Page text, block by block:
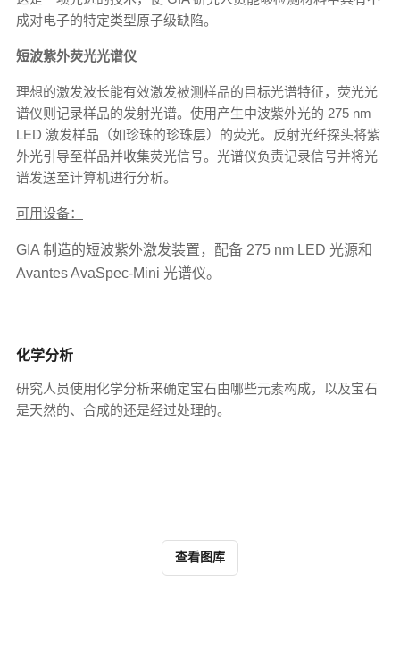
成对电子的特定类型原子级缺陷。
短波紫外荧光光谱仪
理想的激发波长能有效激发被测样品的目标光谱特征，荧光光
谱仪则记录样品的发射光谱。使用产生中波紫外光的 275 nm
LED 激发样品（如珍珠的珍珠层）的荧光。反射光纤探头将紫
外光引导至样品并收集荧光信号。光谱仪负责记录信号并将光
谱发送至计算机进行分析。
可用设备：
GIA 制造的短波紫外激发装置，配备 275 nm LED 光源和
Avantes AvaSpec-Mini 光谱仪。
化学分析
研究人员使用化学分析来确定宝石由哪些元素构成，以及宝石
是天然的、合成的还是经过处理的。
查看图库